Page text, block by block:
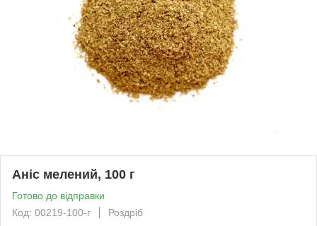
Аніс мелений, 100 г
Готово до відправки
Код: 00219-100-г
Роздріб